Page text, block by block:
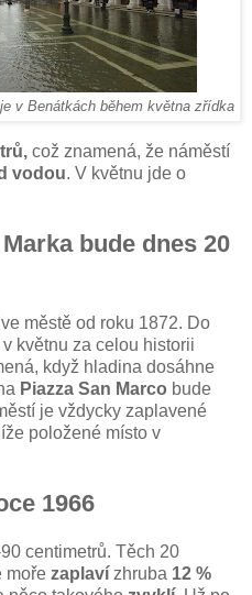
v Benátkách během května zřídka
což znamená, že náměstí
vodou. V květnu jde o
bude dnes 20
městě od roku 1872. Do
v květnu za celou historii
když hladina dosáhne
Piazza San Marco bude
je vždycky zaplavené
položené místo v
1966
centimetrů. Těch 20
moře zaplaví zhruba 12 %